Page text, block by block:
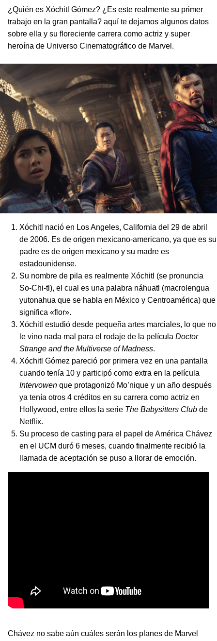
¿Quién es Xóchitl Gómez? ¿Es este realmente su primer
trabajo en la gran pantalla? aquí te dejamos algunos datos
sobre ella y su floreciente carrera como actriz y super
heroína de Universo Cinematográfico de Marvel.
Xóchitl nació en Los Angeles, California del 29 de abril
de 2006. Es de origen mexicano-americano, ya que es su
padre es de origen mexicano y su madre es
estadounidense.
Su nombre de pila es realmente Xóchitl (se pronuncia
So-Chi-tl), el cual es una palabra náhuatl (macrolengua
yutonahua que se habla en México y Centroamérica) que
significa «flor».
Xóchitl estudió desde pequeña artes marciales, lo que no
le vino nada mal para el rodaje de la película Doctor
Strange and the Multiverse of Madness.
Xóchitl Gómez pareció por primera vez en una pantalla
cuando tenía 10 y participó como extra en la película
Intervowen que protagonizó Mo’nique y un año después
ya tenía otros 4 créditos en su carrera como actriz en
Hollywood, entre ellos la serie The Babysitters Club de
Netflix.
Su proceso de casting para el papel de América Chávez
en el UCM duró 6 meses, cuando finalmente recibió la
llamada de aceptación se puso a llorar de emoción.
Chávez no sabe aún cuáles serán los planes de Marvel